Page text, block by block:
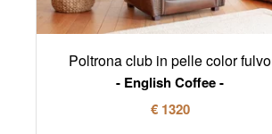
Poltrona club in pelle color fulvo
English Coffee
€ 1320